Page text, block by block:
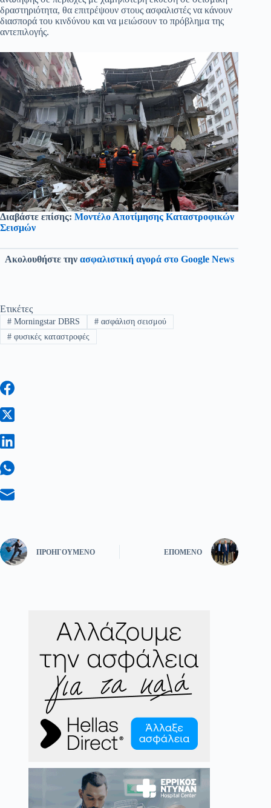
δραστηριότητα, θα επιτρέψουν στους ασφαλιστές να κάνουν
διασπορά του κινδύνου και να μειώσουν το πρόβλημα της
αντεπιλογής.
Διαβάστε επίσης: Μοντέλο Αποτίμησης Καταστροφικών
Σεισμών
Ακολουθήστε την ασφαλιστική αγορά στο Google News
Ετικέτες
#Morningstar DBRS #ασφάλιση σεισμού
#φυσικές καταστροφές
ΠΡΟΗΓΟΎΜΕΝΟ ΕΠΌΜΕΝΟ